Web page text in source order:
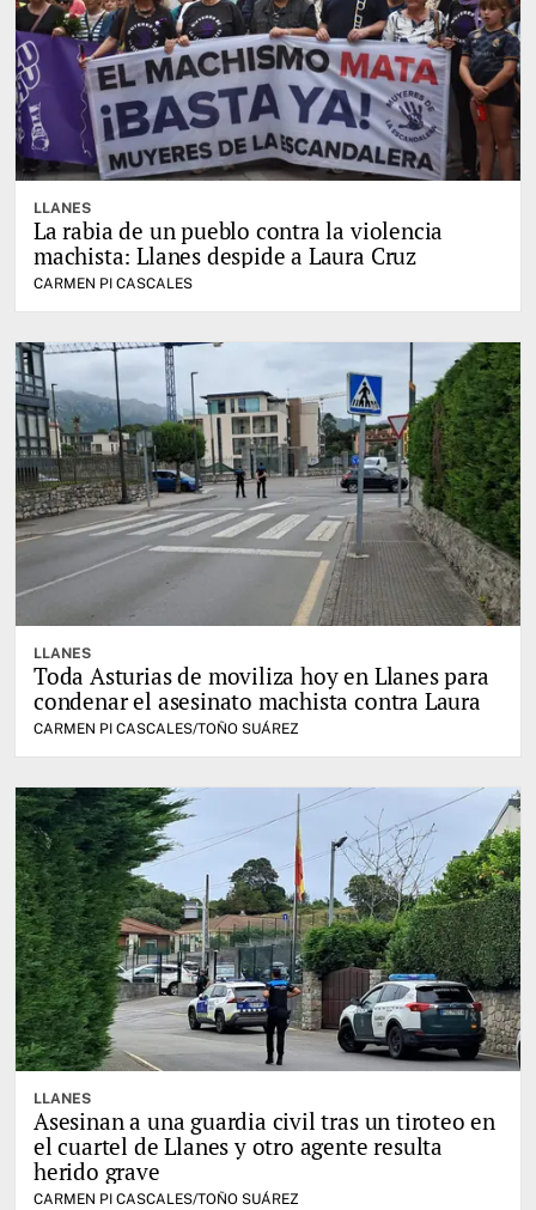
LLANES
La rabia de un pueblo contra la violencia
machista: Llanes despide a Laura Cruz
CARMEN PI CASCALES
LLANES
Toda Asturias de moviliza hoy en Llanes para
condenar el asesinato machista contra Laura
CARMEN PI CASCALES/TOÑO SUÁREZ
LLANES
Asesinan a una guardia civil tras un tiroteo en
el cuartel de Llanes y otro agente resulta
herido grave
CARMEN PI CASCALES/TOÑO SUÁREZ